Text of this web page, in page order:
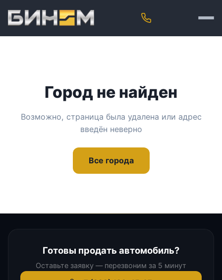
Город не найден
Возможно, страница была удалена или адрес
введён неверно
Все города
Готовы продать автомобиль?
Оставьте заявку — перезвоним за 5 минут